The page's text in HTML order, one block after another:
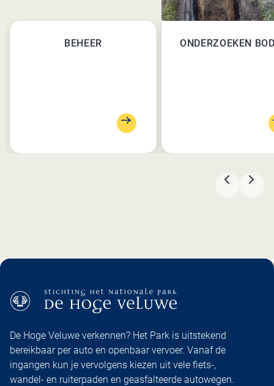
BEHEER ONDERZOEKEN
De Hoge Veluwe verkennen? Het Park is uitstekend
bereikbaar per auto en openbaar vervoer. Vanaf de
ingangen kun je vervolgens kiezen uit vele fiets-,
wandel- en ruiterpaden en geasfalteerde autowegen.